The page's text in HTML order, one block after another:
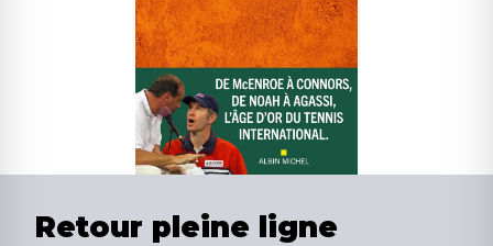
Retour pleine ligne